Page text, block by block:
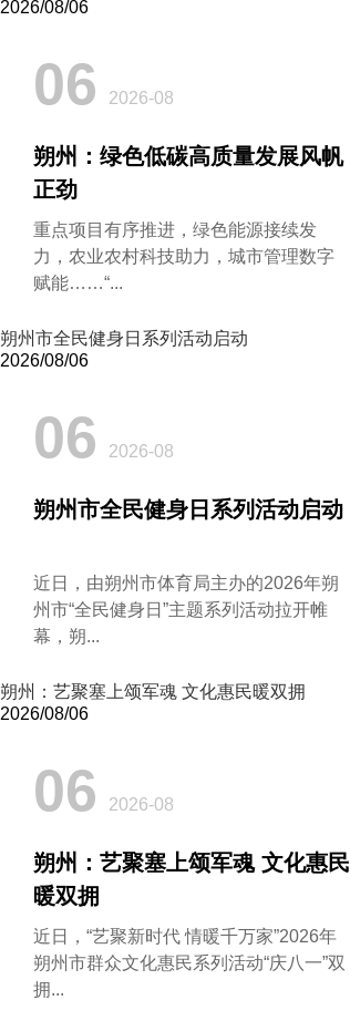
2026/08/06
06 2026-08
朔州：绿色低碳高质量发展风帆
正劲
重点项目有序推进，绿色能源接续发
力，农业农村科技助力，城市管理数字
赋能……“...
朔州市全民健身日系列活动启动
2026/08/06
06 2026-08
朔州市全民健身日系列活动启动
近日，由朔州市体育局主办的2026年朔
州市“全民健身日”主题系列活动拉开帷
幕，朔...
朔州：艺聚塞上颂军魂 文化惠民暖双拥
2026/08/06
06 2026-08
朔州：艺聚塞上颂军魂 文化惠民
暖双拥
近日，“艺聚新时代 情暖千万家”2026年
朔州市群众文化惠民系列活动“庆八一”双
拥...